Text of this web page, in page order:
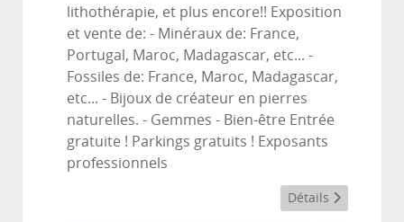
lithothérapie, et plus encore!! Exposition
et vente de: - Minéraux de: France,
Portugal, Maroc, Madagascar, etc... -
Fossiles de: France, Maroc, Madagascar,
etc... - Bijoux de créateur en pierres
naturelles. - Gemmes - Bien-être Entrée
gratuite ! Parkings gratuits ! Exposants
professionnels
Détails